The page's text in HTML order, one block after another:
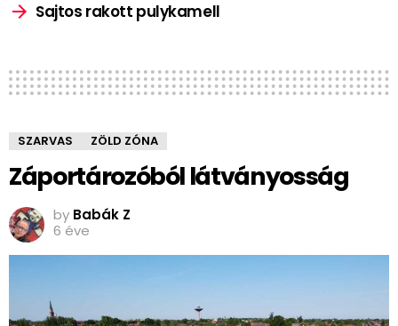
Sajtos rakott pulykamell
SZARVAS ZÖLD ZÓNA
Záportározóból látványosság
by Babák Z
6 éve